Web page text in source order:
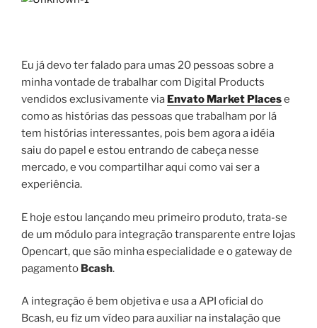
Eu já devo ter falado para umas 20 pessoas sobre a
minha vontade de trabalhar com Digital Products
vendidos exclusivamente via Envato Market Placese
como as histórias das pessoas que trabalham por lá
tem histórias interessantes, pois bem agora a idéia
saiu do papel e estou entrando de cabeça nesse
mercado, e vou compartilhar aqui como vai ser a
experiência.
E hoje estou lançando meu primeiro produto, trata-se
de um módulo para integração transparente entre lojas
Opencart, que são minha especialidade e o gateway de
pagamento Bcash.
A integração é bem objetiva e usa a API oficial do
Bcash, eu fiz um vídeo para auxiliar na instalação que